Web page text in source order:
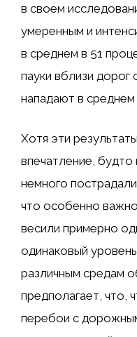
в своем
умеренным и
в среднем в 51
пауки вблизи дорог
нападают в среднем
Хотя эти
впечатление, будто
немного
что особенно
весили примерно
одинаковый
различным средам
предполагает, что,
перебои с